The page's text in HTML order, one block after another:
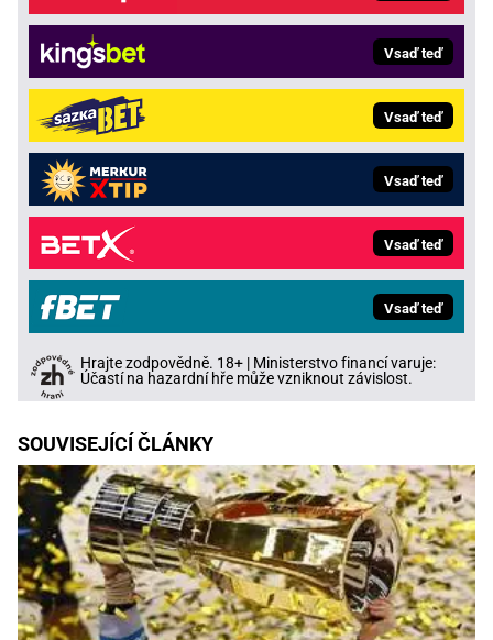
Vsaď teď
Vsaď teď
Vsaď teď
Vsaď teď
Vsaď teď
Hrajte zodpovědně. 18+ | Ministerstvo financí varuje:
Účastí na hazardní hře může vzniknout závislost.
SOUVISEJÍCÍ ČLÁNKY